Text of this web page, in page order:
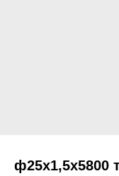
ф25х1,5х5800